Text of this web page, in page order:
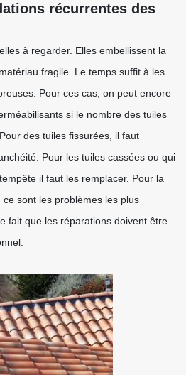
récurrentes des
à regarder. Elles embellissent la
fragile. Le temps suffit à les
Pour ces cas, on peut encore
si le nombre des tuiles
des tuiles fissurées, il faut
Pour les tuiles cassées ou qui
il faut les remplacer. Pour la
sont les problèmes les plus
fait que les réparations doivent être